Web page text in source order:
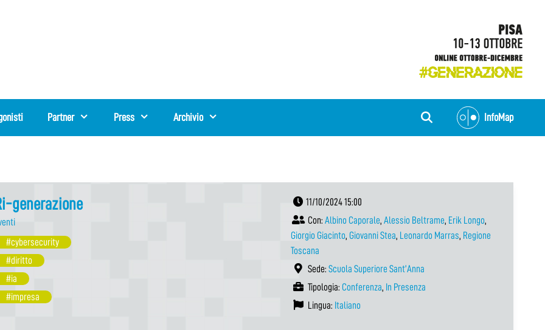
Partner Press Archivio InfoMap
generazione
#cybersecurity
#diritto
#ia
#impresa
11/10/2024 15:00
Con: Albino Caporale, Alessio Beltrame, Erik Longo,
Giorgio Giacinto, Giovanni Stea, Leonardo Marras, Regione
Toscana
Sede: Scuola Superiore Sant’Anna
Tipologia: Conferenza, In Presenza
Lingua: Italiano